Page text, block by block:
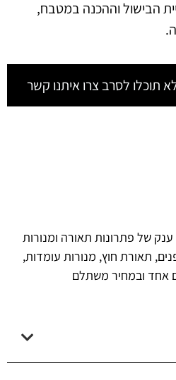
הבישול וההכנה במטבח,
לסרב צרו איתנו קשר
של פתרונות תאורה ומנורות
תאורת חוץ, מנורות עומדות,
אחד ובמחיר משתלם